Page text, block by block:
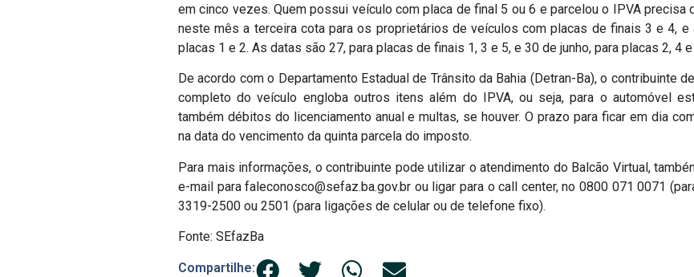
em cinco vezes. Quem possui veículo com placa de final 5 ou 6 e parcelou o IPVA precisa
neste mês a terceira cota para os proprietários de veículos com placas de finais 3 e 4, e
placas 1 e 2. As datas são 27, para placas de finais 1, 3 e 5, e 30 de junho, para placas 2, 4 e
De acordo com o Departamento Estadual de Trânsito da Bahia (Detran-Ba), o contribuinte
completo do veículo engloba outros itens além do IPVA, ou seja, para o automóvel
também débitos do licenciamento anual e multas, se houver. O prazo para ficar em dia
na data do vencimento da quinta parcela do imposto.
Para mais informações, o contribuinte pode utilizar o atendimento do Balcão Virtual,
e-mail para faleconosco@sefaz.ba.gov.br ou ligar para o call center, no 0800 071 0071
3319-2500 ou 2501 (para ligações de celular ou de telefone fixo).
Fonte: SEfazBa
Compartilhe: